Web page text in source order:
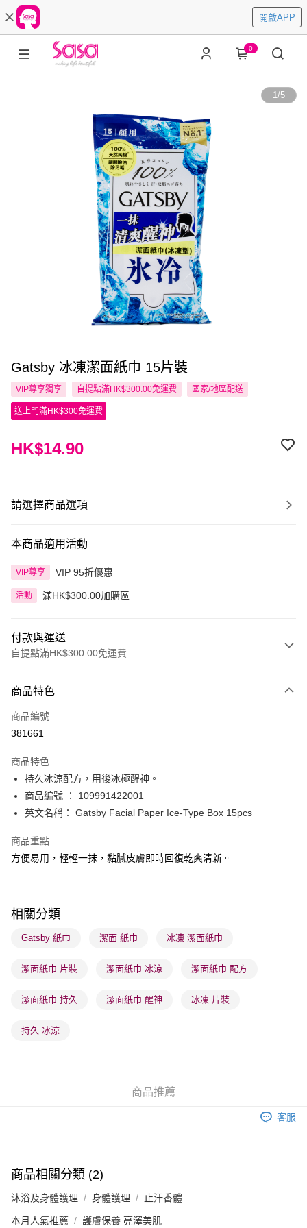
開啟APP
0
1/5
Gatsby 冰凍潔面紙巾 15片裝
VIP尊享獨享 自提點滿HK$300.00免運費 國家/地區配送
送上門滿HK$300免運費
HK$14.90
請選擇商品選項
本商品適用活動
VIP尊享 VIP 95折優惠
活動 滿HK$300.00加購區
付款與運送
自提點滿HK$300.00免運費
信用卡
Apple Pay
PayMe
WeChat Pay
送貨方式
每筆HK$65.00，滿HK$300.00或以上免運費
確認發貨後1-3 工作天送達，訂單將隨機分配至SF順豐速運或京東
每筆HK$65.00，滿HK$300.00或以上免運費
(香港門市) 只顯示可選門市。確認發貨後2-5個工作天到店，3天內
(澳門門市) 只顯示可選門市。確認發貨後2-5個工作天到店，3天內
商品特色
商品編號
381661
商品特色
持久冰涼配方，用後冰極醒神。
商品編號 ： 109991422001
英文名稱： Gatsby Facial Paper Ice-Type Box 15pcs
商品重點
方便易用，輕輕一抹，黏膩皮膚即時回復乾爽清新。
相關分類
Gatsby 紙巾 潔面 紙巾 冰凍 潔面紙巾
潔面紙巾 片裝 潔面紙巾 冰涼 潔面紙巾 配方
潔面紙巾 持久 潔面紙巾 醒神 冰凍 片裝
持久 冰涼
商品推薦
客服
商品相關分類 (2)
沐浴及身體護理 身體護理 止汗香體
本月人氣推薦 護膚保養 亮澤美肌